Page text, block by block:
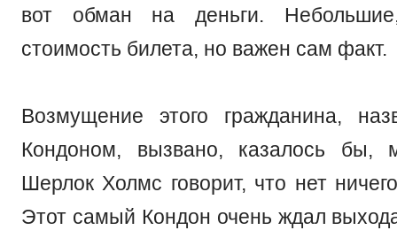
вот обман на деньги.
стоимость билета, но важен сам факт.
Возмущение этого гражданина,
Кондоном, вызвано, казалось бы,
Шерлок Холмс говорит, что нет
Этот самый Кондон очень ждал